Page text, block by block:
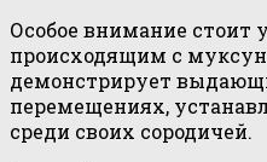
Особое внимание стоит
происходящим с
демонстрирует
перемещениях,
среди своих сородичей.